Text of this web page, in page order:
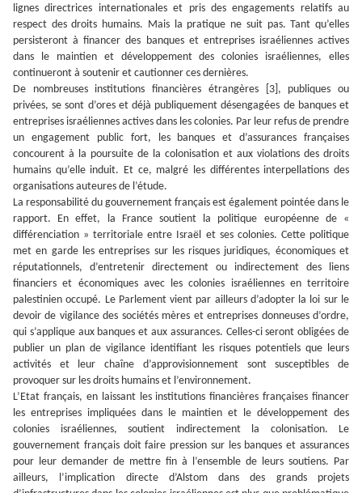
lignes directrices internationales et pris des engagements relatifs au
respect des droits humains. Mais la pratique ne suit pas. Tant qu’elles
persisteront à financer des banques et entreprises israéliennes actives
dans le maintien et développement des colonies israéliennes, elles
continueront à soutenir et cautionner ces dernières.
De nombreuses institutions financières étrangères [3], publiques ou
privées, se sont d’ores et déjà publiquement désengagées de banques et
entreprises israéliennes actives dans les colonies. Par leur refus de prendre
un engagement public fort, les banques et d’assurances françaises
concourent à la poursuite de la colonisation et aux violations des droits
humains qu’elle induit. Et ce, malgré les différentes interpellations des
organisations auteures de l’étude.
La responsabilité du gouvernement français est également pointée dans le
rapport. En effet, la France soutient la politique européenne de «
différenciation » territoriale entre Israël et ses colonies. Cette politique
met en garde les entreprises sur les risques juridiques, économiques et
réputationnels, d’entretenir directement ou indirectement des liens
financiers et économiques avec les colonies israéliennes en territoire
palestinien occupé. Le Parlement vient par ailleurs d’adopter la loi sur le
devoir de vigilance des sociétés mères et entreprises donneuses d’ordre,
qui s’applique aux banques et aux assurances. Celles-ci seront obligées de
publier un plan de vigilance identifiant les risques potentiels que leurs
activités et leur chaîne d’approvisionnement sont susceptibles de
provoquer sur les droits humains et l’environnement.
L’Etat français, en laissant les institutions financières françaises financer
les entreprises impliquées dans le maintien et le développement des
colonies israéliennes, soutient indirectement la colonisation. Le
gouvernement français doit faire pression sur les banques et assurances
pour leur demander de mettre fin à l’ensemble de leurs soutiens. Par
ailleurs, l’implication directe d’Alstom dans des grands projets